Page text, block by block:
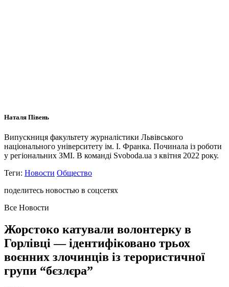
Наталя Півень
Випускниця факультету журналістики Львівського
національного університету ім. І. Франка. Починала із роботи
у регіональних ЗМІ. В команді Svoboda.ua з квітня 2022 року.
Теги: Новости Общество
поделитесь новостью в соцсетях
Все Новости
Жорстоко катували волонтерку в
Горлівці — ідентифіковано трьох
воєнних злочинців із терористичної
групи “бєзлєра”